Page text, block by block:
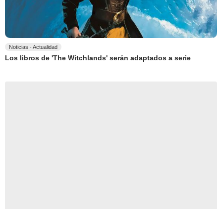
Noticias - Actualidad
Los libros de 'The Witchlands' serán adaptados a serie